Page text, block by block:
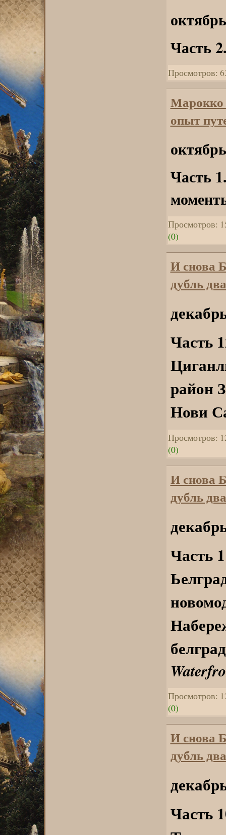
Часть
Просмотров:
опыт
Часть
Просмотров:
(0)
И снова
дубль
Часть
район
Нови
Просмотров:
(0)
И снова
дубль
Часть
Просмотров:
(0)
И снова
дубль
Часть